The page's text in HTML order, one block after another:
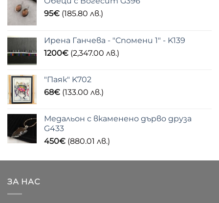
95€ (185.80 лв.)
Ирена Ганчева - "Спомени 1" - K139
1200€ (2,347.00 лв.)
"Паяк" K702
68€ (133.00 лв.)
Медальон с вкаменено дърво друза
G433
450€ (880.01 лв.)
ЗА НАС